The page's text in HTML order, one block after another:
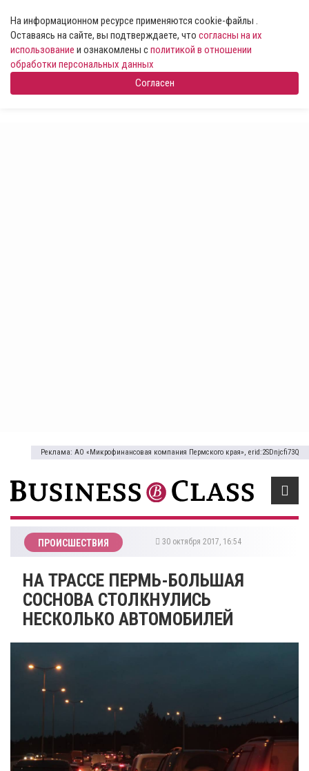
На информационном ресурсе применяются cookie-файлы .
Оставаясь на сайте, вы подтверждаете, что согласны на их
использование и ознакомлены сполитикой в отношении
обработки персональных данных
Согласен
Реклама: АО «Микрофинансовая компания Пермского края», erid:2SDnjcfi73Q
ПРОИСШЕСТВИЯ 30 октября 2017, 16:54
НА ТРАССЕ ПЕРМЬ-БОЛЬШАЯ
СОСНОВА СТОЛКНУЛИСЬ
НЕСКОЛЬКО АВТОМОБИЛЕЙ